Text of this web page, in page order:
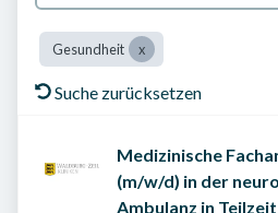
Gesundheit
Suche zurücksetzen
Medizinische
(m/w/d) in der
Ambulanz in